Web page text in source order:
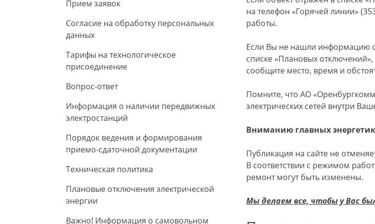
Прием заявок
Согласие на обработку персональных
данных
Тарифы на технологическое
присоединение
Вопрос-ответ
Информация о наличии передвижных
электростанций
Порядок ведения и формирования
приемо-сдаточной документации
Техническая политика
Плановые отключения электрической
энергии
Важно! Информация о самовольном
на телефон «Горячей линии»
работы.
Если Вы не нашли информацию
списке «Плановых
сообщите место, время и
Помните, что АО
электрических сетей внутри
Вниманию главных
Публикация на сайте не
В соответствии с режимом
ремонт могут быть изменены.
Мы делаем все, чтобы у Вас